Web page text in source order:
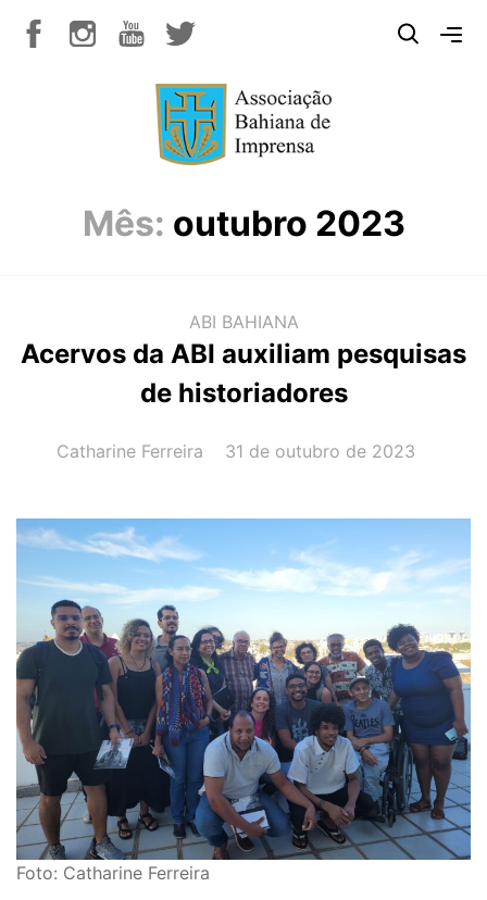
Mês: outubro 2023
ABI BAHIANA
Acervos da ABI auxiliam pesquisas
de historiadores
AUTOR(A):
Catharine Ferreira DATA:
31 de outubro de 2023
Foto: Catharine Ferreira